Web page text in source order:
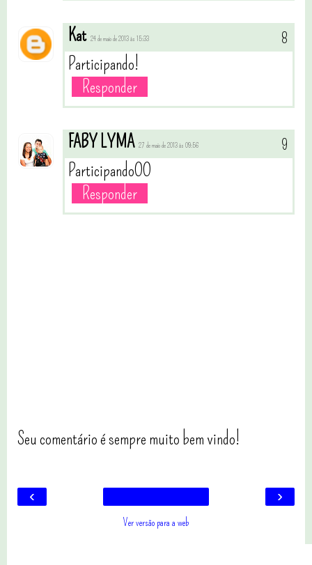
Kat 24 de maio de 2013 às 15:33
Participando!
Responder
FABY LYMA 27 de maio de 2013 às 09:56
ParticipandoOO
Responder
Seu comentário é sempre muito bem vindo!
‹ ›
Ver versão para a web